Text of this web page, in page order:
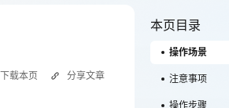
国家云助力中小企业腾飞，高额上云补贴重磅
下载本页 分享文章
本页目录
操作场景
注意事项
操作步骤